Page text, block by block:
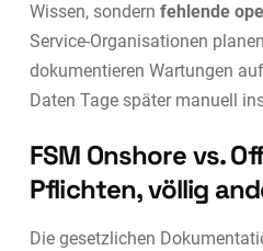
Wissen, sondern fehlende
Service-Organisationen
dokumentieren Wartungen
Daten Tage später manuell
FSM Onshore vs.
Pflichten, völlig
Die gesetzlichen